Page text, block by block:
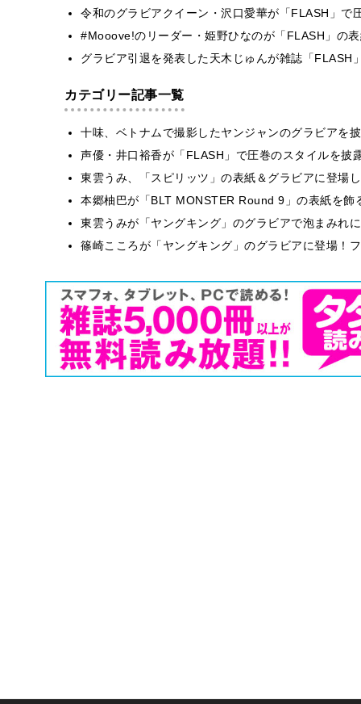
令和のグラビアクイーン・沢口愛華が「FLASH」で
#Mooove!のリーダー・姫野ひなのが「FLASH」の
グラビア引退を発表した天木じゅんが雑誌「FLASH
カテゴリー記事一覧
十味、ベトナムで撮影したヤンジャンのグラビアを
声優・井口裕香が「FLASH」で圧巻のスタイルを
東雲うみ、「スピリッツ」の表紙＆グラビアに登場
本郷柚巴が「BLT MONSTER Round 9」の表紙を
東雲うみが「ヤングキング」のグラビアで泡まみれ
篠崎こころが「ヤングキング」のグラビアに登場！